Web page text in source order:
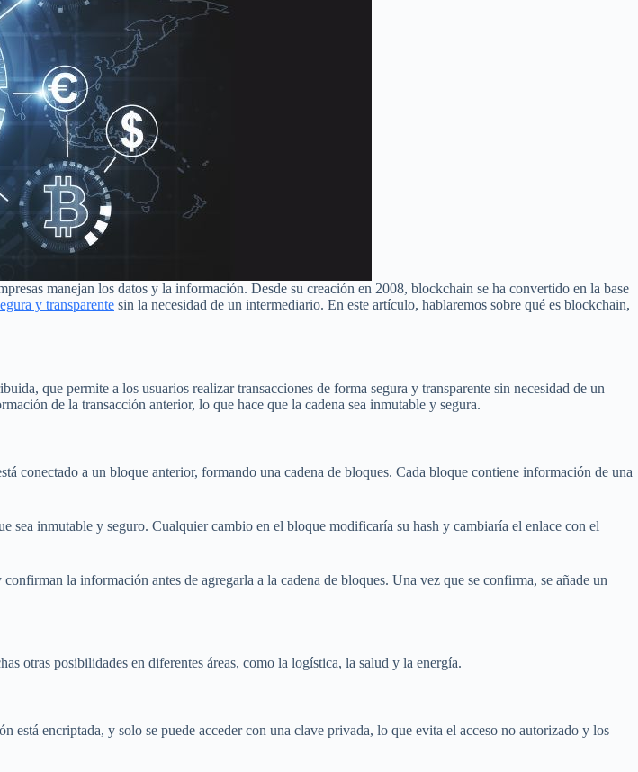
manejan los datos y la información. Desde su creación en 2008, blockchain se ha convertido en la base
y transparente sin la necesidad de un intermediario. En este artículo, hablaremos sobre qué es blockchain,
que permite a los usuarios realizar transacciones de forma segura y transparente sin necesidad de un
de la transacción anterior, lo que hace que la cadena sea inmutable y segura.
conectado a un bloque anterior, formando una cadena de bloques. Cada bloque contiene información de una
inmutable y seguro. Cualquier cambio en el bloque modificaría su hash y cambiaría el enlace con el
la información antes de agregarla a la cadena de bloques. Una vez que se confirma, se añade un
otras posibilidades en diferentes áreas, como la logística, la salud y la energía.
encriptada, y solo se puede acceder con una clave privada, lo que evita el acceso no autorizado y los